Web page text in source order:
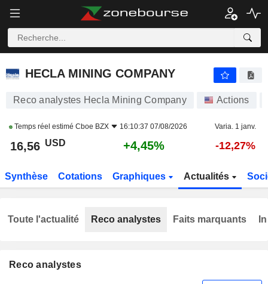
HECLA MINING COMPANY
HECLA MINING COMPANY
Reco analystes Hecla Mining Company Actions
Temps réel estimé Cboe BZX 16:10:37 07/08/2026 Varia. 1 janv.
16,56 USD +4,45% -12,27%
Synthèse Cotations Graphiques Actualités
Reco analystes
Toute l'actualité Reco analystes Faits marquants